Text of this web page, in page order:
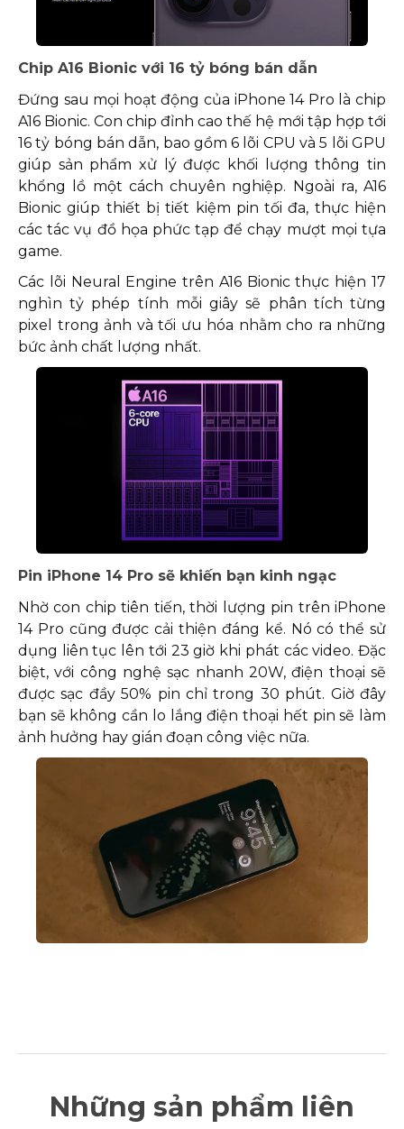
Chip A16 Bionic với 16 tỷ bóng bán dẫn
Đứng sau mọi hoạt động của iPhone 14 Pro là chip
A16 Bionic. Con chip đỉnh cao thế hệ mới tập hợp tới
16 tỷ bóng bán dẫn, bao gồm 6 lõi CPU và 5 lõi GPU
giúp sản phẩm xử lý được khối lượng thông tin
khổng lồ một cách chuyên nghiệp. Ngoài ra, A16
Bionic giúp thiết bị tiết kiệm pin tối đa, thực hiện
các tác vụ đồ họa phức tạp để chạy mượt mọi tựa
game.
Các lõi Neural Engine trên A16 Bionic thực hiện 17
nghìn tỷ phép tính mỗi giây sẽ phân tích từng
pixel trong ảnh và tối ưu hóa nhằm cho ra những
bức ảnh chất lượng nhất.
Pin iPhone 14 Pro sẽ khiến bạn kinh ngạc
Nhờ con chip tiên tiến, thời lượng pin trên iPhone
14 Pro cũng được cải thiện đáng kể. Nó có thể sử
dụng liên tục lên tới 23 giờ khi phát các video. Đặc
biệt, với công nghệ sạc nhanh 20W, điện thoại sẽ
được sạc đầy 50% pin chỉ trong 30 phút. Giờ đây
bạn sẽ không cần lo lắng điện thoại hết pin sẽ làm
ảnh hưởng hay gián đoạn công việc nữa.
Những sản phẩm liên